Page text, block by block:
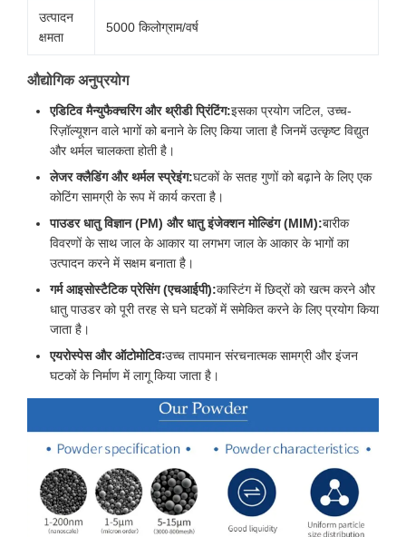
उत्पादन
क्षमता
5000 किलोग्राम/वर्ष
औद्योगिक अनुप्रयोग
एडिटिव मैन्युफैक्चरिंग और थ्रीडी प्रिंटिंग:इसका प्रयोग जटिल, उच्च-
रिज़ॉल्यूशन वाले भागों को बनाने के लिए किया जाता है जिनमें उत्कृष्ट विद्युत
और थर्मल चालकता होती है।
लेजर क्लैडिंग और थर्मल स्प्रेइंग:घटकों के सतह गुणों को बढ़ाने के लिए एक
कोटिंग सामग्री के रूप में कार्य करता है।
पाउडर धातु विज्ञान (PM) और धातु इंजेक्शन मोल्डिंग (MIM):बारीक
विवरणों के साथ जाल के आकार या लगभग जाल के आकार के भागों का
उत्पादन करने में सक्षम बनाता है।
गर्म आइसोस्टैटिक प्रेसिंग (एचआईपी):कास्टिंग में छिद्रों को खत्म करने और
धातु पाउडर को पूरी तरह से घने घटकों में समेकित करने के लिए प्रयोग किया
जाता है।
एयरोस्पेस और ऑटोमोटिवःउच्च तापमान संरचनात्मक सामग्री और इंजन
घटकों के निर्माण में लागू किया जाता है।